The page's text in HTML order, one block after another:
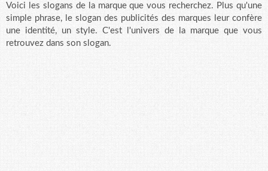
Voici les slogans de la marque que vous recherchez. Plus qu'une
simple phrase, le slogan des publicités des marques leur confère
une identité, un style. C'est l'univers de la marque que vous
retrouvez dans son slogan.